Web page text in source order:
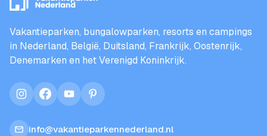
Vakantieparken, bungalowparken, resorts en campings
in Nederland, België, Duitsland, Frankrijk, Oostenrijk,
Denemarken en het Verenigd Koninkrijk.
instagramfacebookyoutubepinterest
info@vakantieparkennederland.nl